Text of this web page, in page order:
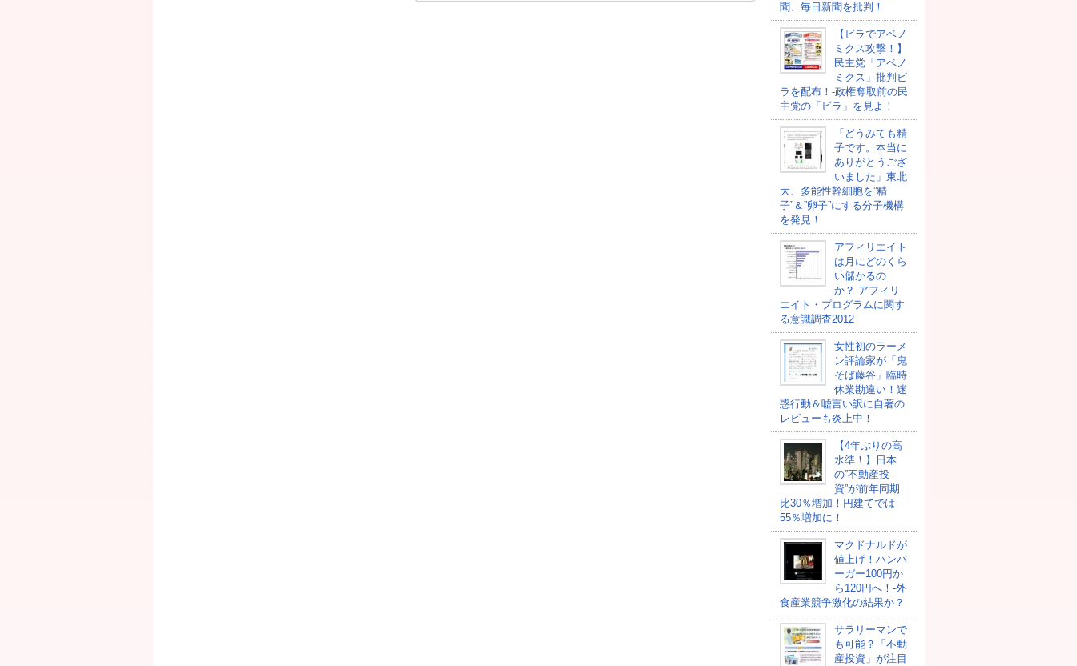
聞、毎日新聞を批判！
【ビラでアベノ
ミクス攻撃！】
民主党「アベノ
ミクス」批判ビ
ラを配布！-政権奪取前の民
主党の「ビラ」を見よ！
「どうみても精
子です。本当に
ありがとうござ
いました」東北
大、多能性幹細胞を”精
子”＆”卵子”にする分子機構
を発見！
アフィリエイト
は月にどのくら
い儲かるの
か？-アフィリ
エイト・プログラムに関す
る意識調査2012
女性初のラーメ
ン評論家が「鬼
そば藤谷」臨時
休業勘違い！迷
惑行動＆嘘言い訳に自著の
レビューも炎上中！
【4年ぶりの高
水準！】日本
の”不動産投
資”が前年同期
比30％増加！円建てでは
55％増加に！
マクドナルドが
値上げ！ハンバ
ーガー100円か
ら120円へ！-外
食産業競争激化の結果か？
サラリーマンで
も可能？「不動
産投資」が注目